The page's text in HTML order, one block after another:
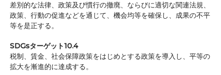
差別的な法律、政策及び慣行の撤廃、ならびに適切な関連法規、
政策、行動の促進などを通じて、機会均等を確保し、成果の不平
等を是正する。
SDGsターゲット10.4
税制、賃金、社会保障政策をはじめとする政策を導入し、平等の
拡大を漸進的に達成する。